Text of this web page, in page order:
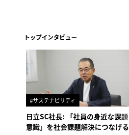
トップインタビュー
#サステナビリティ
日立SC社長: 「社員の身近な課題
意識」を社会課題解決につなげる